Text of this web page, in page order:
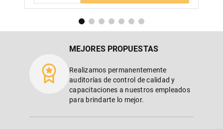
MEJORES PROPUESTAS
Realizamos permanentemente
auditorías de control de calidad y
capacitaciones a nuestros empleados
para brindarte lo mejor.